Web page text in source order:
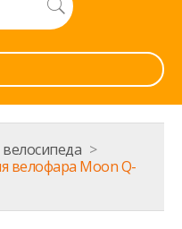
велосипеда >
велофара Moon Q-